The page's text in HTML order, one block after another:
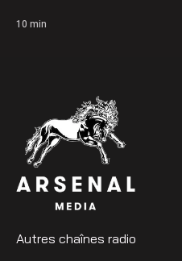
10 min
Autres chaînes radio